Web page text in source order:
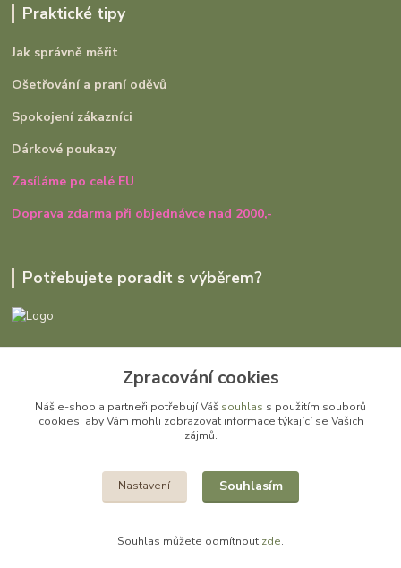
Praktické tipy
Jak správně měřit
Ošetřování a praní oděvů
Spokojení zákazníci
Dárkové poukazy
Zasíláme po celé EU
Doprava zdarma při objednávce nad 2000,-
Potřebujete poradit s výběrem?
+420 727 979 401
info@gomi.cz
Zpracování cookies
Náš e-shop a partneři potřebují Váš souhlas s použitím souborů
cookies, aby Vám mohli zobrazovat informace týkající se Vašich
zájmů.
Nastavení Souhlasím
Souhlas můžete odmítnout zde.